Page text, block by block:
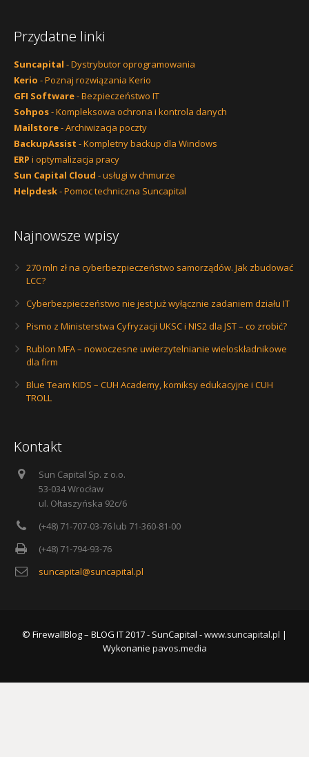
Przydatne linki
Suncapital - Dystrybutor oprogramowania
Kerio - Poznaj rozwiązania Kerio
GFI Software- Bezpieczeństwo IT
Sohpos- Kompleksowa ochrona i kontrola danych
Mailstore- Archiwizacja poczty
BackupAssist - Kompletny backup dla Windows
ERP i optymalizacja pracy
Sun Capital Cloud - usługi w chmurze
Helpdesk- Pomoc techniczna Suncapital
Najnowsze wpisy
270 mln zł na cyberbezpieczeństwo samorządów. Jak zbudować
LCC?
Cyberbezpieczeństwo nie jest już wyłącznie zadaniem działu IT
Pismo z Ministerstwa Cyfryzacji UKSC i NIS2 dla JST – co zrobić?
Rublon MFA – nowoczesne uwierzytelnianie wieloskładnikowe
dla firm
Blue Team KIDS – CUH Academy, komiksy edukacyjne i CUH
TROLL
Kontakt
Sun Capital Sp. z o.o.
53-034 Wrocław
ul. Ołtaszyńska 92c/6
(+48) 71-707-03-76 lub 71-360-81-00
(+48) 71-794-93-76
suncapital@suncapital.pl
© FirewallBlog – BLOG IT 2017 - SunCapital -www.suncapital.pl |
Wykonanie pavos.media